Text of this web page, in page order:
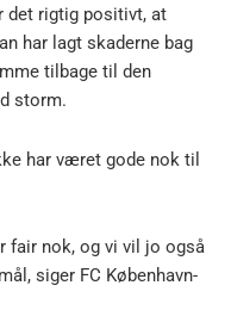
det rigtig positivt, at
har lagt skaderne bag
tilbage til den
storm.
har været gode nok til
fair nok, og vi vil jo også
siger FC København-